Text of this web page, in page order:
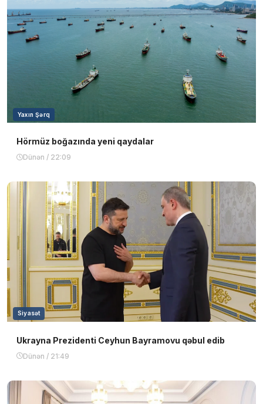
Yaxın Şərq
Hörmüz boğazında yeni qaydalar
Dünən / 22:09
Siyasət
Ukrayna Prezidenti Ceyhun Bayramovu qəbul edib
Dünən / 21:49